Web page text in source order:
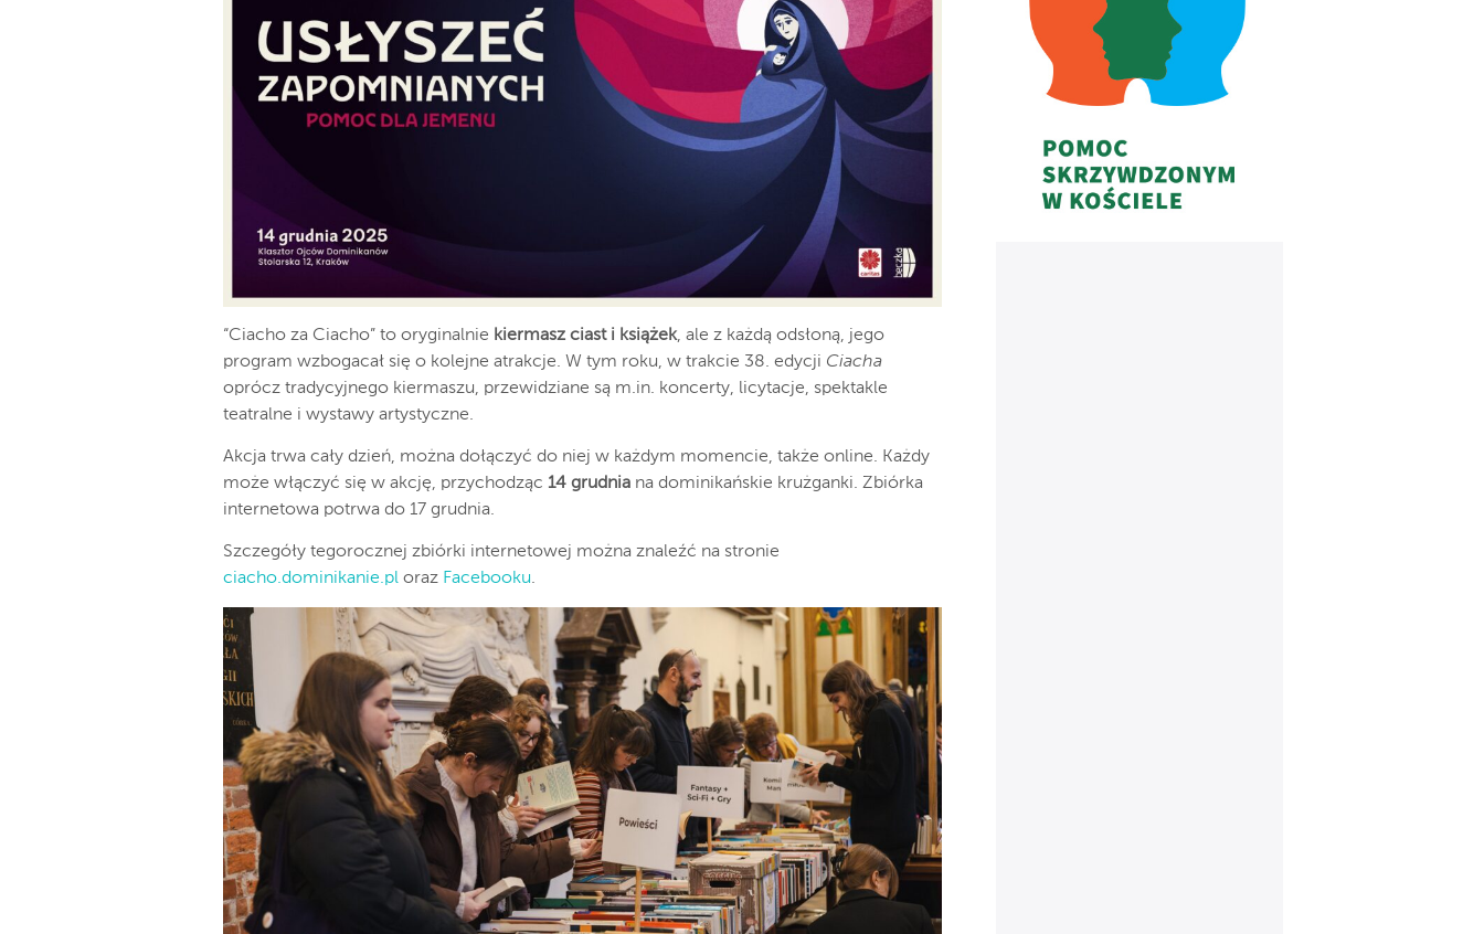
“Ciacho za Ciacho” to oryginalnie kiermasz ciast i książek, ale z każdą odsłoną, jego
program wzbogacał się o kolejne atrakcje. W tym roku, w trakcie 38. edycji Ciacha
oprócz tradycyjnego kiermaszu, przewidziane są m.in. koncerty, licytacje, spektakle
teatralne i wystawy artystyczne.
Akcja trwa cały dzień, można dołączyć do niej w każdym momencie, także online. Każdy
może włączyć się w akcję, przychodząc 14 grudnia na dominikańskie krużganki. Zbiórka
internetowa potrwa do 17 grudnia.
Szczegóły tegorocznej zbiórki internetowej można znaleźć na stronie
ciacho.dominikanie.pl oraz Facebooku.